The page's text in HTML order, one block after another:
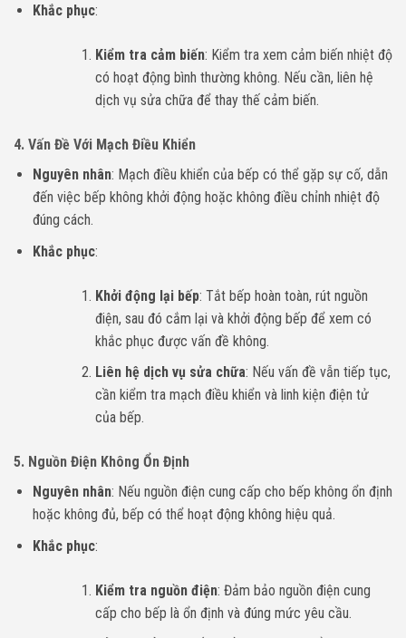
Khắc phục:
Kiểm tra cảm biến: Kiểm tra xem cảm biến nhiệt độ
có hoạt động bình thường không. Nếu cần, liên hệ
dịch vụ sửa chữa để thay thế cảm biến.
4. Vấn Đề Với Mạch Điều Khiển
Nguyên nhân: Mạch điều khiển của bếp có thể gặp sự cố, dẫn
đến việc bếp không khởi động hoặc không điều chỉnh nhiệt độ
đúng cách.
Khắc phục:
Khởi động lại bếp: Tắt bếp hoàn toàn, rút nguồn
điện, sau đó cắm lại và khởi động bếp để xem có
khắc phục được vấn đề không.
Liên hệ dịch vụ sửa chữa: Nếu vấn đề vẫn tiếp tục,
cần kiểm tra mạch điều khiển và linh kiện điện tử
của bếp.
5. Nguồn Điện Không Ổn Định
Nguyên nhân: Nếu nguồn điện cung cấp cho bếp không ổn định
hoặc không đủ, bếp có thể hoạt động không hiệu quả.
Khắc phục:
Kiểm tra nguồn điện: Đảm bảo nguồn điện cung
cấp cho bếp là ổn định và đúng mức yêu cầu.